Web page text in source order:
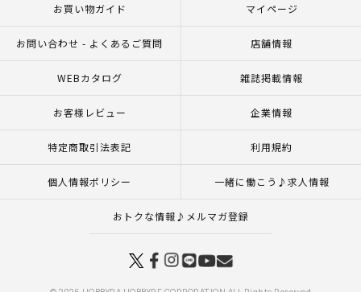
お買い物ガイド マイページ
お問い合わせ - よくあるご質問 店舗情報
WEBカタログ 雑誌掲載情報
お客様レビュー 企業情報
特定商取引法表記 利用規約
個人情報ポリシー 一緒に働こう♪求人情報
おトクな情報♪メルマガ登録